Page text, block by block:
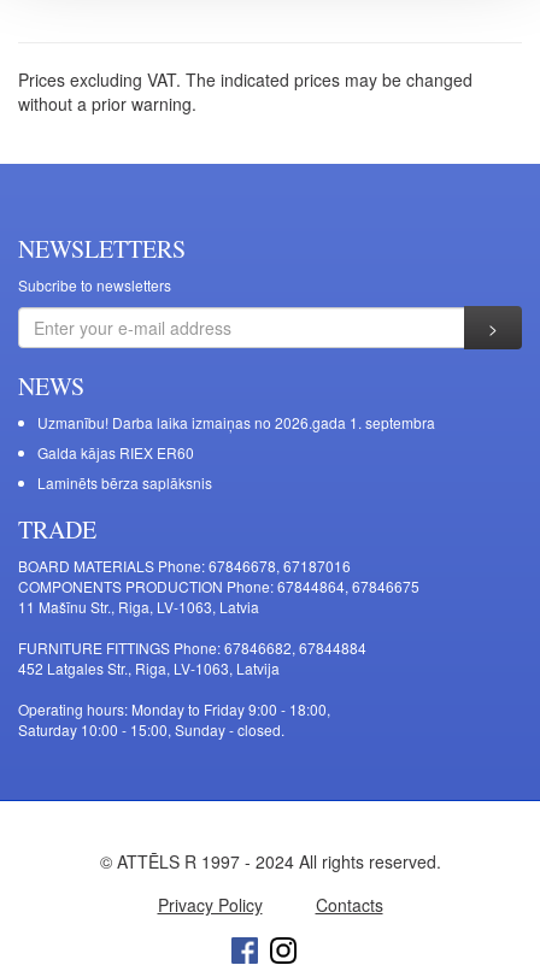
Prices excluding VAT. The indicated prices may be changed
without a prior warning.
NEWSLETTERS
Subcribe to newsletters
NEWS
Uzmanību! Darba laika izmaiņas no 2026.gada 1. septembra
Galda kājas RIEX ER60
Laminēts bērza saplāksnis
TRADE
BOARD MATERIALS Phone: 67846678, 67187016
COMPONENTS PRODUCTION Phone: 67844864, 67846675
11 Mašīnu Str., Riga, LV-1063, Latvia
FURNITURE FITTINGS Phone: 67846682, 67844884
452 Latgales Str., Riga, LV-1063, Latvija
Operating hours: Monday to Friday 9:00 - 18:00,
Saturday 10:00 - 15:00, Sunday - closed.
© ATTĒLS R 1997 - 2024 All rights reserved.
Privacy Policy
Contacts